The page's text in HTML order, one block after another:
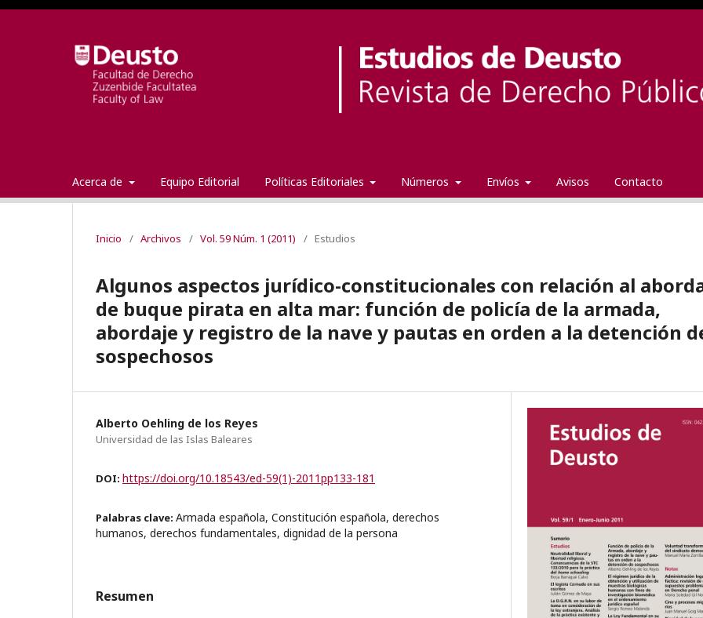
Acerca de Equipo Editorial Políticas Editoriales Números Envíos Avisos Contacto
Inicio / Archivos / Vol. 59 Núm. 1 (2011) / Estudios
Algunos aspectos jurídico-constitucionales con relación al
de buque pirata en alta mar: función de policía de la armada,
abordaje y registro de la nave y pautas en orden a la detención
sospechosos
Alberto Oehling de los Reyes
Universidad de las Islas Baleares
DOI: https://doi.org/10.18543/ed-59(1)-2011pp133-181
Palabras clave: Armada española, Constitución española, derechos
humanos, derechos fundamentales, dignidad de la persona
Resumen